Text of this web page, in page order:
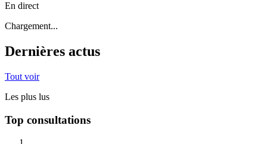
En direct
Chargement...
Dernières actus
Tout voir
Les plus lus
Top consultations